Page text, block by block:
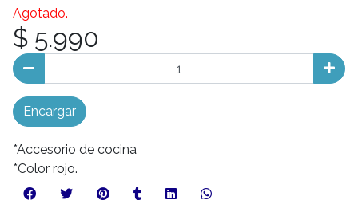
Agotado.
$ 5.990
Encargar
*Accesorio de cocina
*Color rojo.